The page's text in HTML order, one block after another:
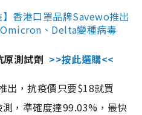
香港口罩品牌Savewo推出
、Delta變種病毒
測試劑 >>按此選購<<
出，抗疫價只要$18就買
，準確度達99.03%，最快